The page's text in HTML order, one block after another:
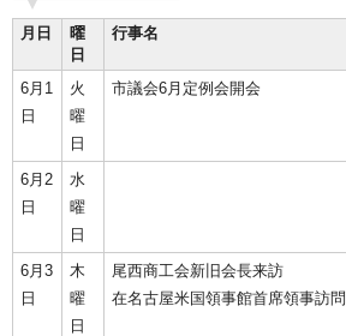
月日
曜
日
行事名
6月1
日
火
曜
日
市議会6月定例会開会
6月2
日
水
曜
日
6月3
日
木
曜
日
尾西商工会新旧会長来訪
在名古屋米国領事館首席領事訪問